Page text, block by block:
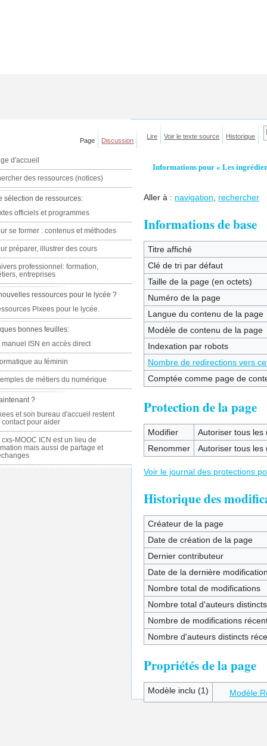
Informations pour « Les
Aller à : navigation rechercher
Informations de base
Titre affiché
Clé de tri par défaut
Taille de la page (en octets)
Numéro de la page
Langue du contenu de la page
Modèle de contenu de la page
Indexation par robots
Nombre de redirections vers
Comptée comme page de
Protection de la page
Modifier
Autoriser tous les
Renommer
Autoriser tous les
Voir le journal des protections
Historique des
Créateur de la page
Date de création de la page
Dernier contributeur
Date de la dernière
Nombre total de modifications
Nombre total d'auteurs distincts
Nombre de modifications
Nombre d'auteurs distincts
Propriétés de la page
Modèle inclu (1)
Page Discussion
Lire Voir le texte source Historique
d'accueil
des ressources (notices)
sélection de ressources:
officiels et programmes
se former : contenus et méthodes
préparer, illustrer des cours
professionnel: formation,
entreprises
ressources pour le lycée ?
Pixees pour le lycée.
bonnes feuilles:
manuel ISN en accès direct
au féminin
de métiers du numérique
?
et son bureau d'accueil restent
contact pour aider
cxs-MOOC ICN est un lieu de
mais aussi de partage et